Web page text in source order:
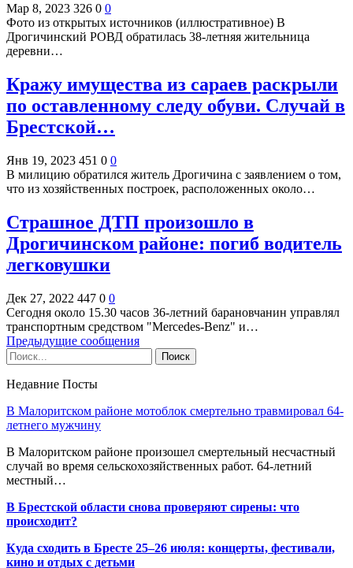
Мар 8, 2023 326 0 0
Фото из открытых источников (иллюстративное) В
Дрогичинский РОВД обратилась 38-летняя жительница
деревни…
Кражу имущества из сараев раскрыли
по оставленному следу обуви. Случай в
Брестской…
Янв 19, 2023 451 0 0
В милицию обратился житель Дрогичина с заявлением о том,
что из хозяйственных построек, расположенных около…
Страшное ДТП произошло в
Дрогичинском районе: погиб водитель
легковушки
Дек 27, 2022 447 0 0
Сегодня около 15.30 часов 36-летний барановчанин управлял
транспортным средством "Mercedes-Benz" и…
Предыдущие сообщения
Недавние Посты
В Малоритском районе мотоблок смертельно травмировал 64-
летнего мужчину
В Малоритском районе произошел смертельный несчастный
случай во время сельскохозяйственных работ. 64-летний
местный…
В Брестской области снова проверяют сирены: что
происходит?
Куда сходить в Бресте 25–26 июля: концерты, фестивали,
кино и отдых с детьми